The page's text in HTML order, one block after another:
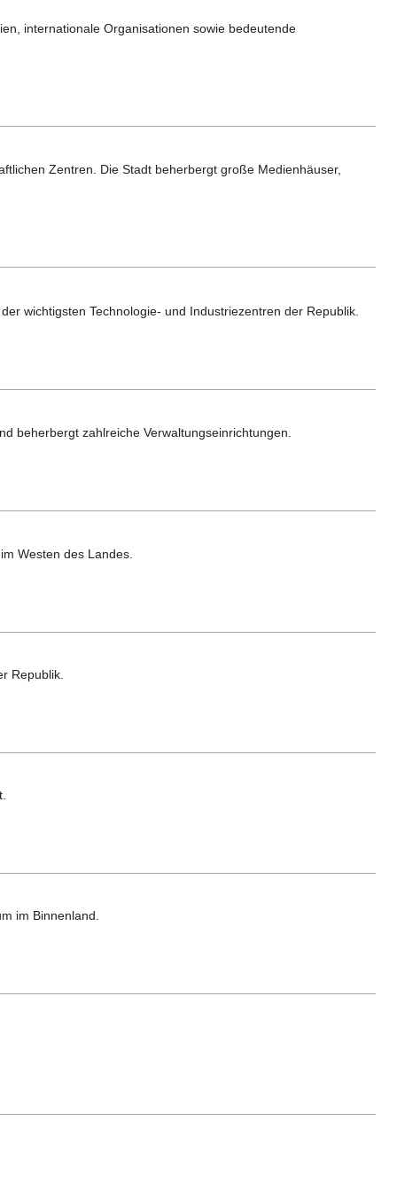
internationale Organisationen sowie bedeutende
Zentren. Die Stadt beherbergt große Medienhäuser,
wichtigsten Technologie- und Industriezentren der Republik.
beherbergt zahlreiche Verwaltungseinrichtungen.
Westen des Landes.
Republik.
im Binnenland.